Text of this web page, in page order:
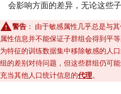
会影响方面的差异，无论这些
警告 ：
由于敏感属性几乎总是与
属性信息并不能保证子群组会得到平
为特征的训练数据集中移除敏感的人
组的差别对待问题，但这些群组仍可
充当其他人口统计信息的代理。